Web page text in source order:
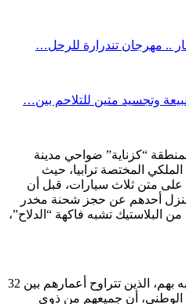
.. مهرجان تندرارة للرحل…
وتجسيد متين للتلاحم بين…
“كزناية” ضواحي مدينة
المختصة ترابيا، حيث
متن ثلاث سيارات، قبل أن
أحدهم عن حجز شحنة مخدر
البلاستيك تشبه فاكهة “الدلاح”،
وقد أظهرت عملية تنقيط المشتبه بهم، الذين تتراوح أعمارهم بين 32
الوطني، أن جميعهم من ذوي